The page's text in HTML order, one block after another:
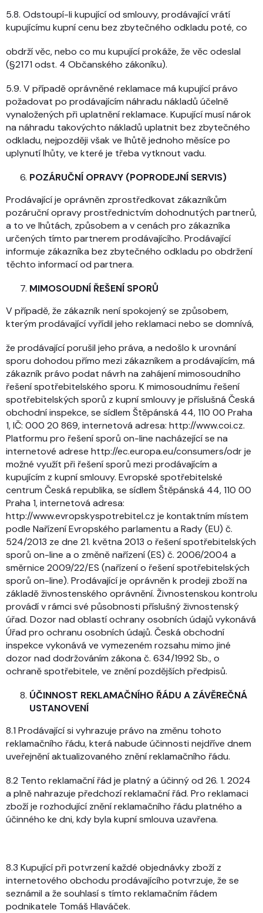
5.8. Odstoupí-li kupující od smlouvy, prodávající vrátí
kupujícímu kupní cenu bez zbytečného odkladu poté, co
obdrží věc, nebo co mu kupující prokáže, že věc odeslal
(§2171 odst. 4 Občanského zákoníku).
5.9. V případě oprávněné reklamace má kupující právo
požadovat po prodávajícím náhradu nákladů účelně
vynaložených při uplatnění reklamace. Kupující musí nárok
na náhradu takovýchto nákladů uplatnit bez zbytečného
odkladu, nejpozději však ve lhůtě jednoho měsíce po
uplynutí lhůty, ve které je třeba vytknout vadu.
POZÁRUČNÍ OPRAVY (POPRODEJNÍ SERVIS)
Prodávající je oprávněn zprostředkovat zákazníkům
pozáruční opravy prostřednictvím dohodnutých partnerů,
a to ve lhůtách, způsobem a v cenách pro zákazníka
určených tímto partnerem prodávajícího. Prodávající
informuje zákazníka bez zbytečného odkladu po obdržení
těchto informací od partnera.
MIMOSOUDNÍ ŘEŠENÍ SPORŮ
V případě, že zákazník není spokojený se způsobem,
kterým prodávající vyřídil jeho reklamaci nebo se domnívá,
že prodávající porušil jeho práva, a nedošlo k urovnání
sporu dohodou přímo mezi zákazníkem a prodávajícím, má
zákazník právo podat návrh na zahájení mimosoudního
řešení spotřebitelského sporu. K mimosoudnímu řešení
spotřebitelských sporů z kupní smlouvy je příslušná Česká
obchodní inspekce, se sídlem Štěpánská 44, 110 00 Praha
1, IČ: 000 20 869, internetová adresa: http://www.coi.cz.
Platformu pro řešení sporů on-line nacházející se na
internetové adrese http://ec.europa.eu/consumers/odr je
možné využít při řešení sporů mezi prodávajícím a
kupujícím z kupní smlouvy. Evropské spotřebitelské
centrum Česká republika, se sídlem Štěpánská 44, 110 00
Praha 1, internetová adresa:
http://www.evropskyspotrebitel.cz je kontaktním místem
podle Nařízení Evropského parlamentu a Rady (EU) č.
524/2013 ze dne 21. května 2013 o řešení spotřebitelských
sporů on-line a o změně nařízení (ES) č. 2006/2004 a
směrnice 2009/22/ES (nařízení o řešení spotřebitelských
sporů on-line). Prodávající je oprávněn k prodeji zboží na
základě živnostenského oprávnění. Živnostenskou kontrolu
provádí v rámci své působnosti příslušný živnostenský
úřad. Dozor nad oblastí ochrany osobních údajů vykonává
Úřad pro ochranu osobních údajů. Česká obchodní
inspekce vykonává ve vymezeném rozsahu mimo jiné
dozor nad dodržováním zákona č. 634/1992 Sb., o
ochraně spotřebitele, ve znění pozdějších předpisů.
ÚČINNOST REKLAMAČNÍHO ŘÁDU A ZÁVĚREČNÁ
USTANOVENÍ
8.1 Prodávající si vyhrazuje právo na změnu tohoto
reklamačního řádu, která nabude účinnosti nejdříve dnem
uveřejnění aktualizovaného znění reklamačního řádu.
8.2 Tento reklamační řád je platný a účinný od 26. 1. 2024
a plně nahrazuje předchozí reklamační řád. Pro reklamaci
zboží je rozhodující znění reklamačního řádu platného a
účinného ke dni, kdy byla kupní smlouva uzavřena.
8.3 Kupující při potvrzení každé objednávky zboží z
internetového obchodu prodávajícího potvrzuje, že se
seznámil a že souhlasí s tímto reklamačním řádem
podnikatele Tomáš Hlaváček.